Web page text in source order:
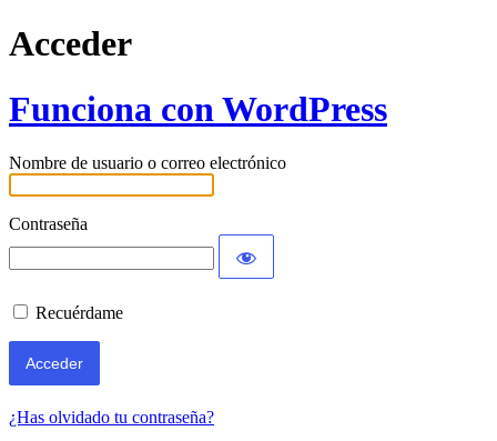
Acceder
Funciona con WordPress
Nombre de usuario o correo electrónico
Contraseña
Recuérdame
¿Has olvidado tu contraseña?